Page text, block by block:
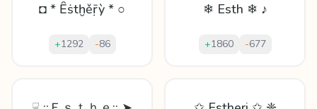
◘ * Ȇṡtḫěṝỳ * ○
+1292 -86
❄ Esth ❄ ♪
+1860 -677